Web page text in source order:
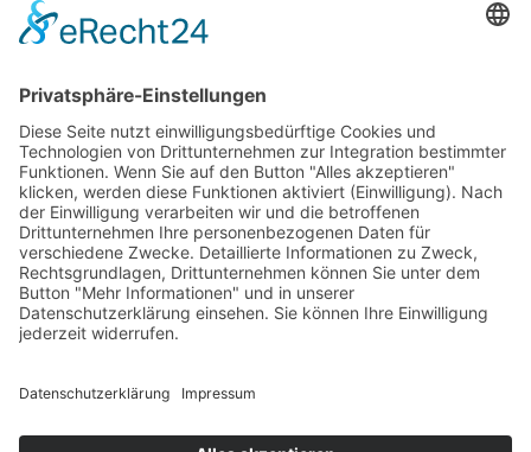
Back
To
Top
ALL ABOUT
Über uns
Kontakt
Blogroll
Impressum
MAGAZINE
Dein Tequila Guide
Tequila Cocktails
Wie man Tequila trinkt